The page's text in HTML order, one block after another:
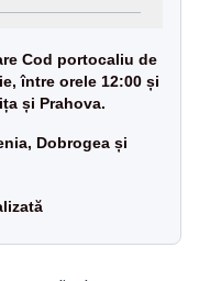
Cod portocaliu de
între orele 12:00 și
și Prahova.
Dobrogea și